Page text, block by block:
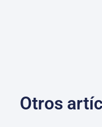
Otros